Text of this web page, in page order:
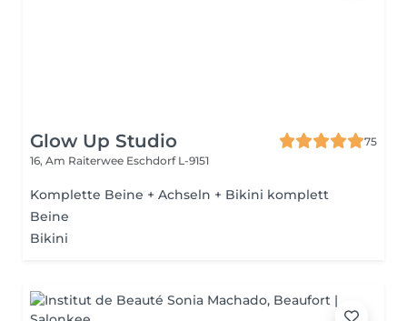
Glow Up Studio
75
16, Am Raiterwee Eschdorf L-9151
Komplette Beine + Achseln + Bikini komplett
Beine
Bikini